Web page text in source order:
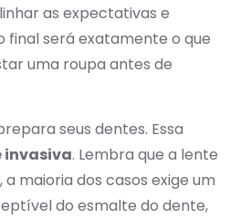
as expectativas e
final será exatamente o que
uma roupa antes de
seus dentes. Essa
invasiva. Lembra que a lente
a maioria dos casos exige um
do esmalte do dente,